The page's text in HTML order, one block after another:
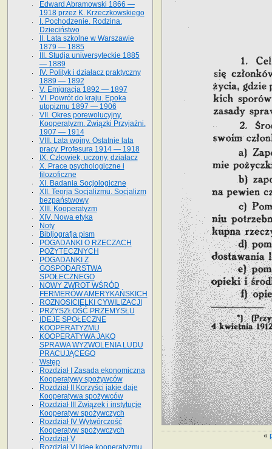
«
Edward Abramowski 1866 —
1918 przez K. Krzeczkowskiego
I. Pochodzenie. Rodzina.
Dzieciństwo
II. Lata szkolne w Warszawie
1879 — 1885
III. Studja uniwersyteckie 1885
— 1889
IV. Polityk i działacz praktyczny
1889 — 1892
V. Emigracja 1892 — 1897
VI. Powrót do kraju. Epoka
utopizmu 1897 — 1906
VII. Okres porewolucyjny.
Kooperatyzm. Związki Przyjaźni.
1907 — 1914
VIII. Lata wojny. Ostatnie lata
pracy. Profesura 1914 — 1918
IX. Człowiek, uczony, działacz
X. Prace psychologiczne i
filozoficzne
XI. Badania Socjologiczne
XII. Teorja Socjalizmu. Socjalizm
bezpaństwowy
XIII. Kooperatyzm
XIV. Nowa etyka
Noty
Bibljografja pism
POGADANKI O RZECZACH
POŻYTECZNYCH
POGADANKI Z
GOSPODARSTWA
SPOŁECZNEGO
NOWY ZWROT WŚRÓD
FERMERÓW AMERYKAŃSKICH
ROZNOSICIELKI CYWILIZACJI
PRZYSZŁOŚĆ PRZEMYSŁU
IDEJE SPOŁECZNE
KOOPERATYZMU
KOOPERATYWA JAKO
SPRAWA WYZWOLENIA LUDU
PRACUJĄCEGO
Wstęp
Rozdział I Zasada ekonomiczna
Kooperatywy spożywców
Rozdział II Korzyści jakie daje
Kooperatywa spożywców
Rozdział III Związek i instytucje
Kooperatyw spożywczych
Rozdział IV Wytwórczość
Kooperatyw spożywczych
Rozdział V
Rozdział VI Idee kooperatyzmu